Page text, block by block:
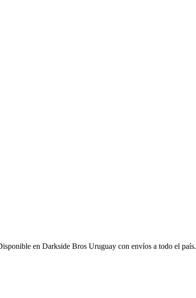
en Darkside Bros Uruguay con envíos a todo el país.